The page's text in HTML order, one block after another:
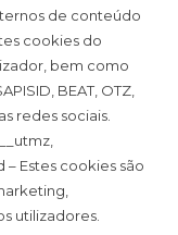
de conteúdo
cookies do
bem como
BEAT, OTZ,
redes sociais.
– Estes cookies são
utilizadores.